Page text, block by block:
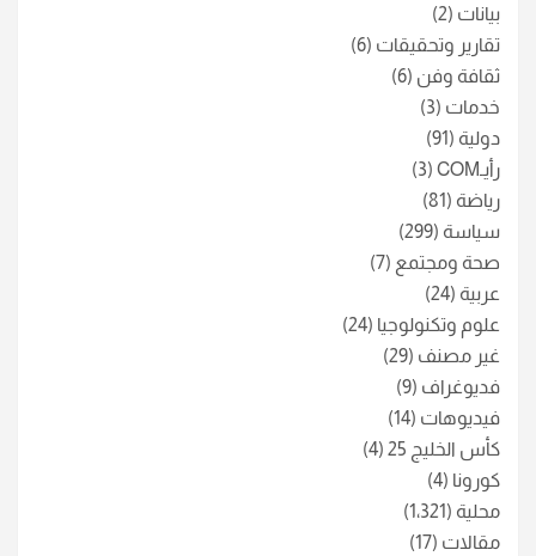
بيانات (2)
تقارير وتحقيقات (6)
ثقافة وفن (6)
خدمات (3)
دولية (91)
رأيـCOM
(3)
رياضة (81)
سياسة (299)
صحة ومجتمع (7)
عربية (24)
علوم وتكنولوجيا (24)
غير مصنف (29)
فديوغراف (9)
فيديوهات (14)
كأس الخليج 25
(4)
كورونا (4)
محلية (1٬321)
مقالات (17)